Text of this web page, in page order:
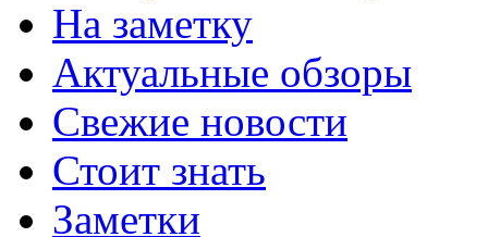
На заметку
Актуальные обзоры
Свежие новости
Стоит знать
Заметки